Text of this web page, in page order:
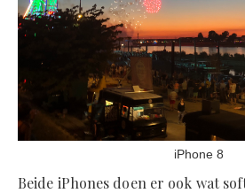
iPhone 8
Beide iPhones doen er ook wat